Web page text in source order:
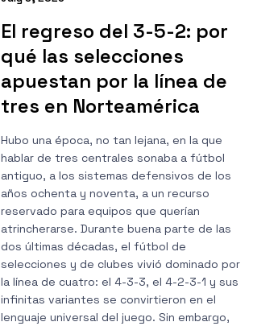
El regreso del 3-5-2: por
qué las selecciones
apuestan por la línea de
tres en Norteamérica
Hubo una época, no tan lejana, en la que
hablar de tres centrales sonaba a fútbol
antiguo, a los sistemas defensivos de los
años ochenta y noventa, a un recurso
reservado para equipos que querían
atrincherarse. Durante buena parte de las
dos últimas décadas, el fútbol de
selecciones y de clubes vivió dominado por
la línea de cuatro: el 4-3-3, el 4-2-3-1 y sus
infinitas variantes se convirtieron en el
lenguaje universal del juego. Sin embargo,